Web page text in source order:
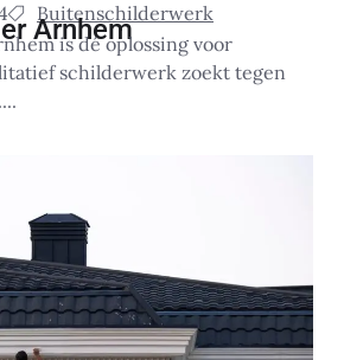
Buitenschilderwerk
Arnhem
is dé oplossing voor
schilderwerk zoekt tegen